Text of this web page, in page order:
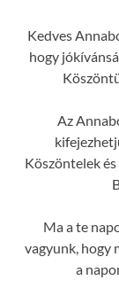
Kedves
hogy
Az
Köszöntelek
Ma a te
vagyunk, hogy
a